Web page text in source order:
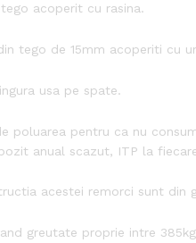
acoperit cu rasina.
tego de 15mm acoperiti cu
usa pe spate.
poluarea pentru ca nu
anual scazut, ITP la
acestei remorci sunt din
greutate proprie intre